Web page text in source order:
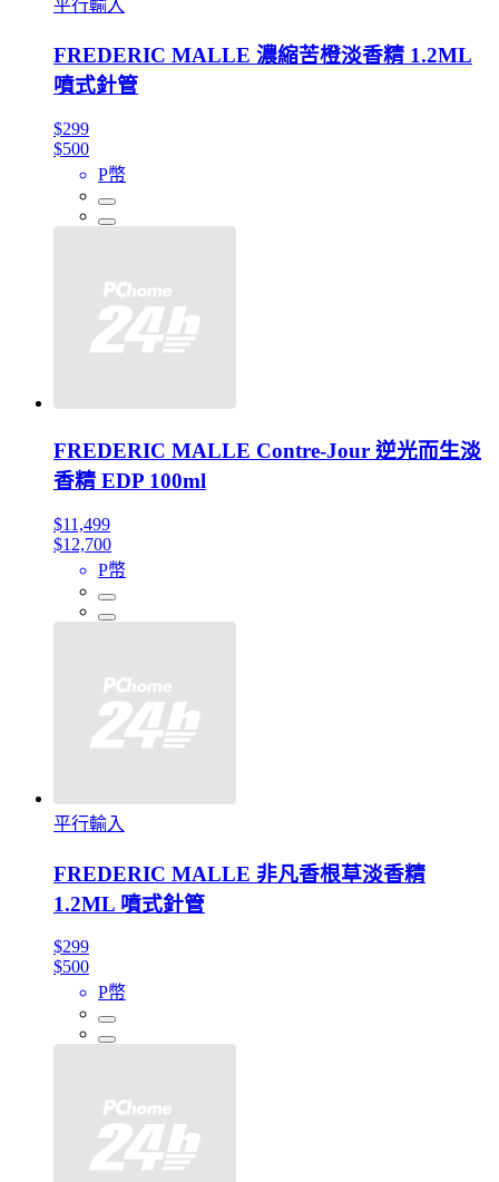
平行輸入
FREDERIC MALLE 濃縮苦橙淡香精 1.2ML
噴式針管
$299
$500
P幣
FREDERIC MALLE Contre-Jour 逆光而生淡
香精 EDP 100ml
$11,499
$12,700
P幣
平行輸入
FREDERIC MALLE 非凡香根草淡香精
1.2ML 噴式針管
$299
$500
P幣